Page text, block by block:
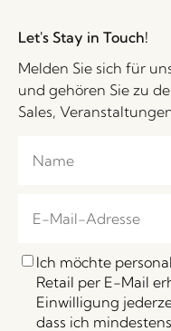
Let's Stay in Touch!
Melden Sie sich für
und gehören Sie zu
Sales,
Ich möchte
Retail per E-Mail
Einwilligung
dass ich